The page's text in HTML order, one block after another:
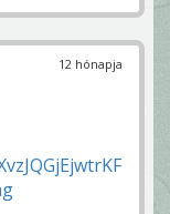
12 hónapja